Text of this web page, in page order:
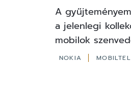
A
a jelenlegi
mobilok
NOKIA